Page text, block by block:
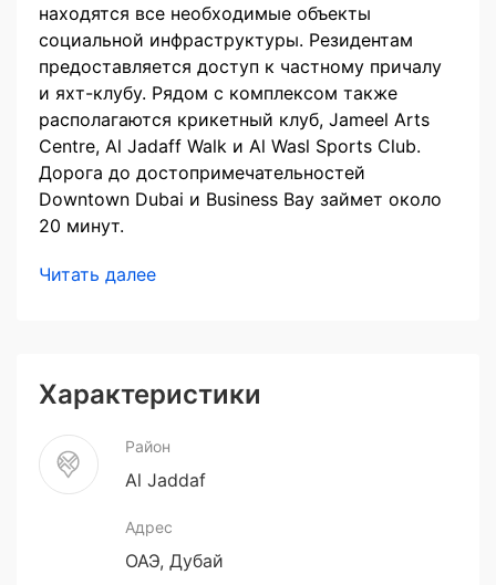
находятся все необходимые объекты
социальной инфраструктуры. Резидентам
предоставляется доступ к частному причалу
и яхт-клубу. Рядом с комплексом также
располагаются крикетный клуб, Jameel Arts
Centre, Al Jadaff Walk и Al Wasl Sports Club.
Дорога до достопримечательностей
Downtown Dubai и Business Bay займет около
20 минут.
Читать далее
Характеристики
Район
Al Jaddaf
Адрес
ОАЭ, Дубай